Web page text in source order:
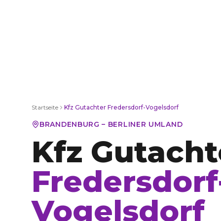
Startseite Kfz Gutachter Fredersdorf-Vogelsdorf
BRANDENBURG – BERLINER UMLAND
Kfz
Vogelsdorf